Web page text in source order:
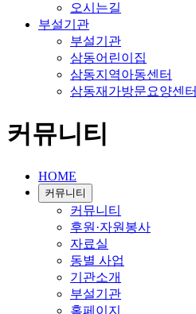
오시는길
부설기관
부설기관
삼동어린이집
삼동지역아동센터
삼동재가방문요양센터
커뮤니티
HOME
커뮤니티
커뮤니티
후원·자원봉사
자료실
동별 사업
기관소개
부설기관
홈페이지